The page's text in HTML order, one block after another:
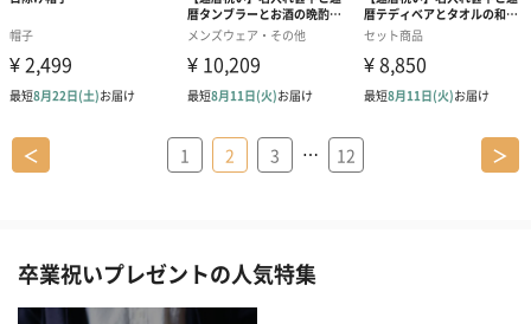
＜ 1 2 3 … 12 ＞
卒業祝いプレゼントの人気特集